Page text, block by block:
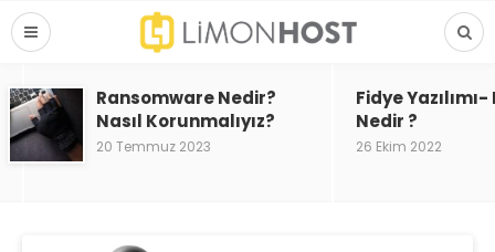
Ransomware Nedir?
Nasıl Korunmalıyız?
20 Temmuz 2023
Fidye
Nedir ?
26 Ekim 2022